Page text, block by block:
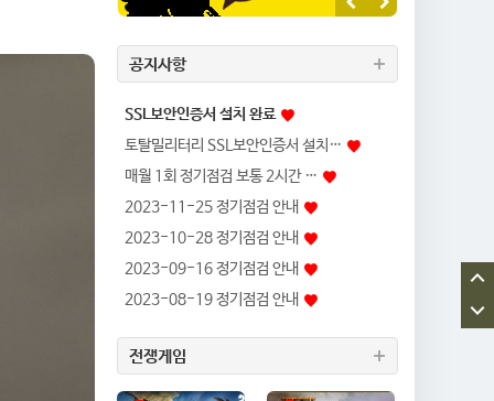
공지사항
SSL보안인증서 설치 완료
토탈밀리터리 SSL보안인증서 설치…
매월 1회 정기점검 보통 2시간 …
2023-11-25 정기점검 안내
2023-10-28 정기점검 안내
2023-09-16 정기점검 안내
2023-08-19 정기점검 안내
전쟁게임